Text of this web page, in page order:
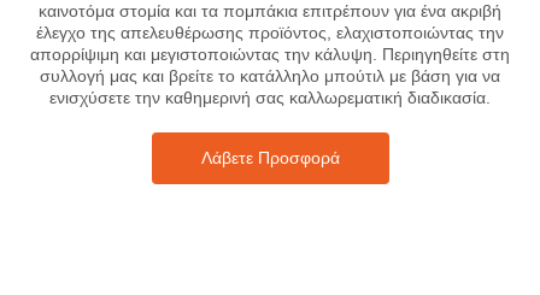
καινοτόμα στομία και τα πομπάκια επιτρέπουν για ένα ακριβή
έλεγχο της απελευθέρωσης προϊόντος, ελαχιστοποιώντας την
απορρίψιμη και μεγιστοποιώντας την κάλυψη. Περιηγηθείτε στη
συλλογή μας και βρείτε το κατάλληλο μπούτιλ με βάση για να
ενισχύσετε την καθημερινή σας καλλωρεματική διαδικασία.
Λάβετε Προσφορά